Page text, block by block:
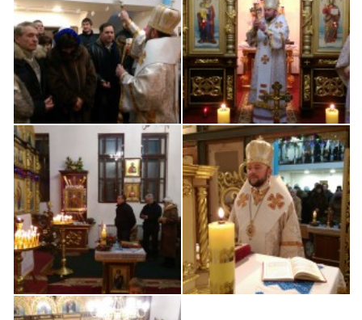
Успіння Пресвятої Богородиці (м. Кременчук)
Успіння Пресвятої Богородиці (м. Лубни)
Парохії Сумської області
Введення в храм Богородиці (м. Суми)
Матері Божої Неустанної Помочі (м. Охтирка)
Монастирі
Свято-Покровський монастир оо Василіян
Свято-Івано-Павлівський монастир сестер Згромадження
Св. Йосифа ОПДМ
Монастир сестер милосердя Св. Вінкентія. Дім Милосердя
Монастир Успення Пресвятої Богородиці Сестер Чину
Святого Василія Великого
Комісії